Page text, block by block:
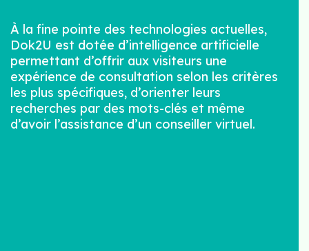
À la fine pointe des technologies actuelles,
Dok2U est dotée d’intelligence artificielle
permettant d’offrir aux visiteurs une
expérience de consultation selon les critères
les plus spécifiques, d’orienter leurs
recherches par des mots-clés et même
d’avoir l’assistance d’un conseiller virtuel.